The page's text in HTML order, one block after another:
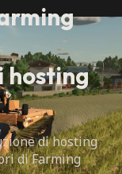
hosting
di hosting
di Farming